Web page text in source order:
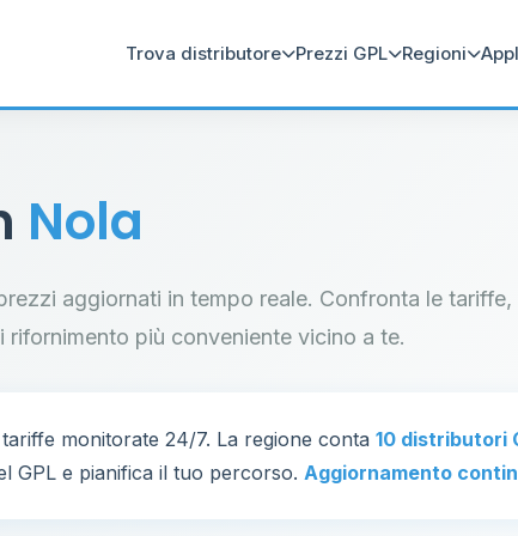
Trova distributore Prezzi GPL Regioni App
Nola
aggiornati in tempo reale. Confronta le tariffe,
più conveniente vicino a te.
monitorate 24/7. La regione conta 10 distributori
GPL e pianifica il tuo percorso. Aggiornamento